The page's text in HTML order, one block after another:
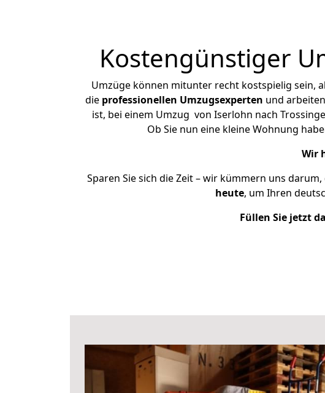
Kostengünstiger
Umzüge können mitunter recht kostspielig sein,
die professionellen Umzugsexperten und
ist, bei einem Umzug von Iserlohn nach
Ob Sie nun eine kleine Wohnung
Wir
Sparen Sie sich die Zeit – wir kümmern uns
heute, um Ihren
Füllen Sie jetzt